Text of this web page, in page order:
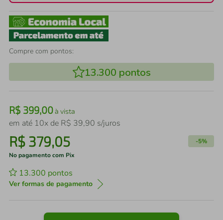
Compre com pontos:
13.300 pontos
R$ 399,00à vista
em até 10x de R$ 39,90 s/juros
R$ 379,05 -5%
No pagamento com Pix
13.300 pontos
Ver formas de pagamento